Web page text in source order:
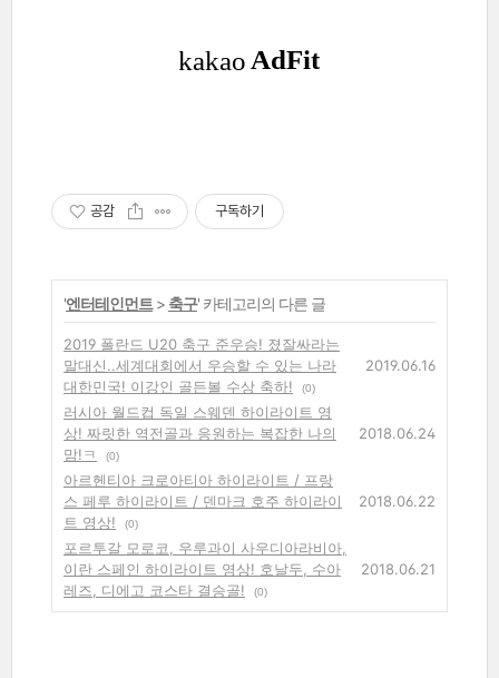
공감 구독하기
'엔터테인먼트 > 축구' 카테고리의 다른 글
2019 폴란드 U20 축구 준우승! 졌잘싸라는
말대신..세계대회에서 우승할 수 있는 나라
대한민국! 이강인 골든볼 수상 축하!
(0)
2019.06.16
러시아 월드컵 독일 스웨덴 하이라이트 영
상! 짜릿한 역전골과 응원하는 복잡한 나의
맘!ㅋ
(0)
2018.06.24
아르헨티아 크로아티아 하이라이트 / 프랑
스 페루 하이라이트 / 덴마크 호주 하이라이
트 영상!
(0)
2018.06.22
포르투갈 모로코, 우루과이 사우디아라비아,
이란 스페인 하이라이트 영상! 호날두, 수아
레즈, 디에고 코스타 결승골!
(0)
2018.06.21